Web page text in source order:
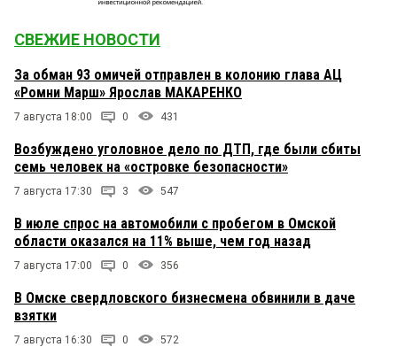
СВЕЖИЕ НОВОСТИ
За обман 93 омичей отправлен в колонию глава АЦ
«Ромни Марш» Ярослав МАКАРЕНКО
7 августа 18:00 0 431
Возбуждено уголовное дело по ДТП, где были сбиты
семь человек на «островке безопасности»
7 августа 17:30 3 547
В июле спрос на автомобили с пробегом в Омской
области оказался на 11% выше, чем год назад
7 августа 17:00 0 356
В Омске свердловского бизнесмена обвинили в даче
взятки
7 августа 16:30 0 572